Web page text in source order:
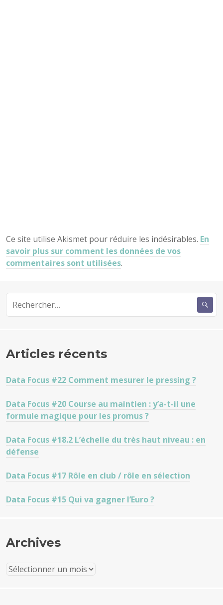
Ce site utilise Akismet pour réduire les indésirables. En
savoir plus sur comment les données de vos
commentaires sont utilisées.
Articles récents
Data Focus #22 Comment mesurer le pressing ?
Data Focus #20 Course au maintien : y’a-t-il une
formule magique pour les promus ?
Data Focus #18.2 L’échelle du très haut niveau : en
défense
Data Focus #17 Rôle en club / rôle en sélection
Data Focus #15 Qui va gagner l’Euro ?
Archives
Archives